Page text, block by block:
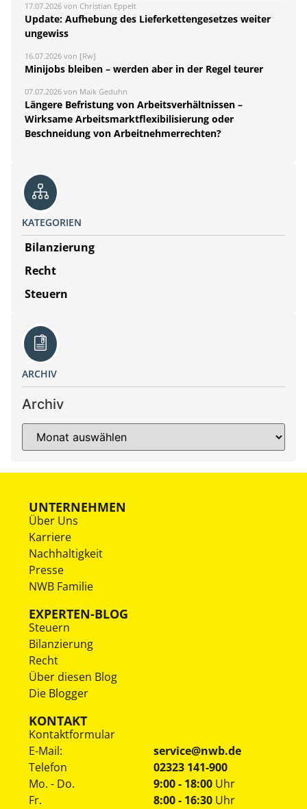
17.07.2026 von Christian Eppelt
Update: Aufhebung des Lieferkettengesetzes weiter
ungewiss
16.07.2026 von [Rw]
Minijobs bleiben – werden aber in der Regel teurer
07.07.2026 von Maik Geduhn
Längere Befristung von Arbeitsverhältnissen –
Wirksame Arbeitsmarktflexibilisierung oder
Beschneidung von Arbeitnehmerrechten?
KATEGORIEN
Bilanzierung
Recht
Steuern
ARCHIV
Archiv
UNTERNEHMEN
Über Uns
Karriere
Nachhaltigkeit
Presse
NWB Familie
EXPERTEN-BLOG
Steuern
Bilanzierung
Recht
Über diesen Blog
Die Blogger
KONTAKT
Kontaktformular
E-Mail:
service@nwb.de
Telefon
02323 141-900
Mo. - Do.
Fr.
9:00 - 18:00 Uhr
8:00 - 16:30 Uhr